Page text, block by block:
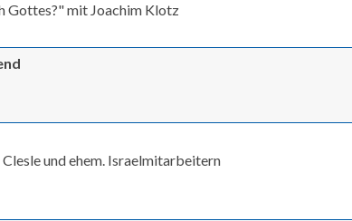
Gottes?" mit Joachim Klotz
und ehem. Israelmitarbeitern